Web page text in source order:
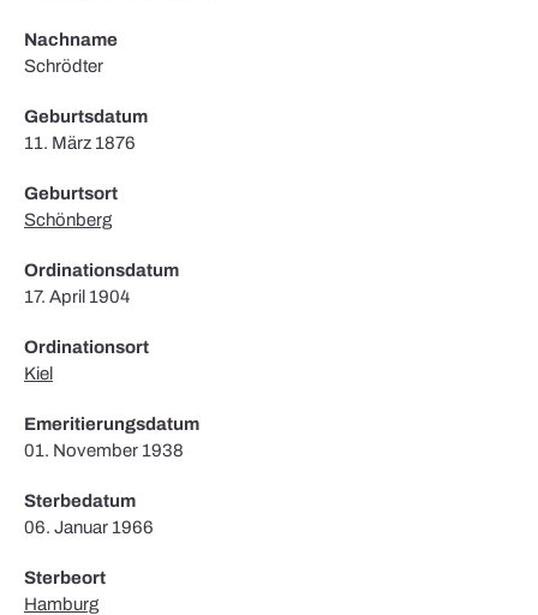
Nachname
Schrödter
Geburtsdatum
11. März 1876
Geburtsort
Schönberg
Ordinationsdatum
17. April 1904
Ordinationsort
Kiel
Emeritierungsdatum
01. November 1938
Sterbedatum
06. Januar 1966
Sterbeort
Hamburg